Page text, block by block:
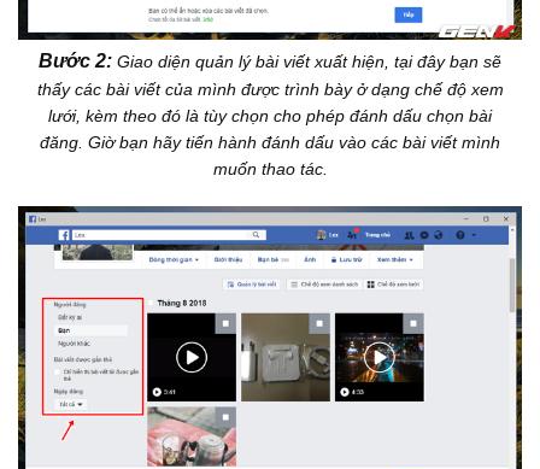
Bước 2: Giao diện quản lý bài viết xuất hiện, tại đây bạn sẽ
thấy các bài viết của mình được trình bày ở dạng chế độ xem
lưới, kèm theo đó là tùy chọn cho phép đánh dấu chọn bài
đăng. Giờ bạn hãy tiến hành đánh dấu vào các bài viết mình
muốn thao tác.